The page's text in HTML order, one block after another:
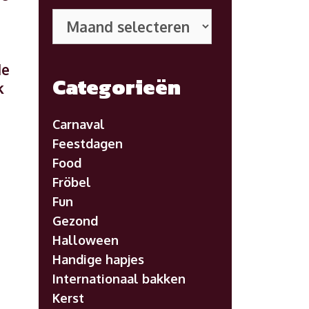
posts
Categorieën
Carnaval
Feestdagen
Food
Fröbel
Fun
Gezond
Halloween
Handige hapjes
Internationaal bakken
Kerst